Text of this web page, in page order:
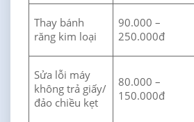
Thay bánh
răng kim loại
90.000 –
250.000đ
Sửa lỗi máy
không trả giấy/
đảo chiều kẹt
80.000 –
150.000đ